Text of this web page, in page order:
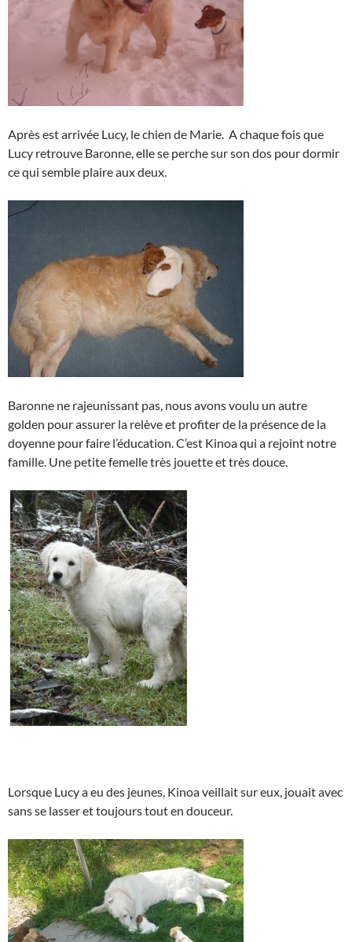
Après est arrivée Lucy, le chien de Marie. A chaque fois que
Lucy retrouve Baronne, elle se perche sur son dos pour dormir
ce qui semble plaire aux deux.
Baronne ne rajeunissant pas, nous avons voulu un autre
golden pour assurer la relève et profiter de la présence de la
doyenne pour faire l’éducation. C’est Kinoa qui a rejoint notre
famille. Une petite femelle très jouette et très douce.
.
Lorsque Lucy a eu des jeunes, Kinoa veillait sur eux, jouait avec
sans se lasser et toujours tout en douceur.